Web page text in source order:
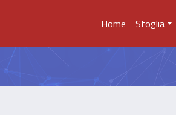
Home Sfoglia